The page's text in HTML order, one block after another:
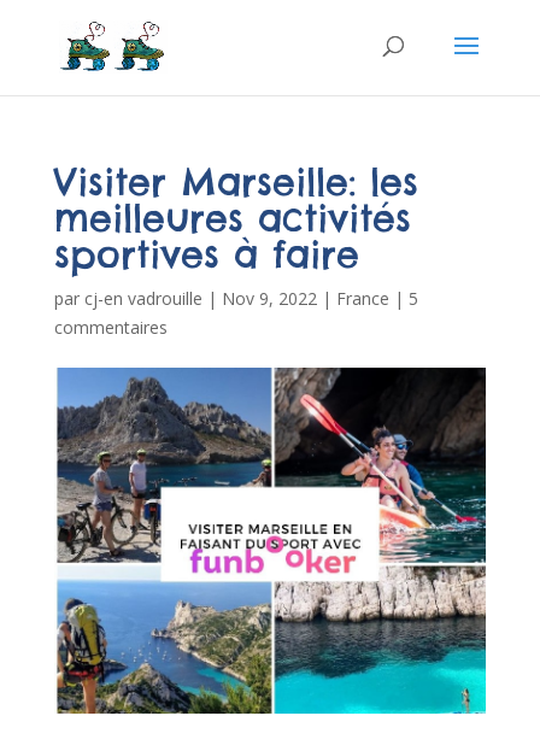
Visiter Marseille: les
meilleures activités
sportives à faire
par cj-en vadrouille | Nov 9, 2022| France | 5
commentaires